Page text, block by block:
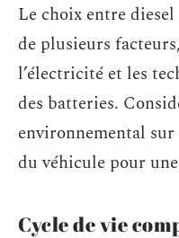
Le choix entre
de plusieurs
l’électricité et les
des batteries.
environnemental sur
du véhicule pour
Cycle de vie